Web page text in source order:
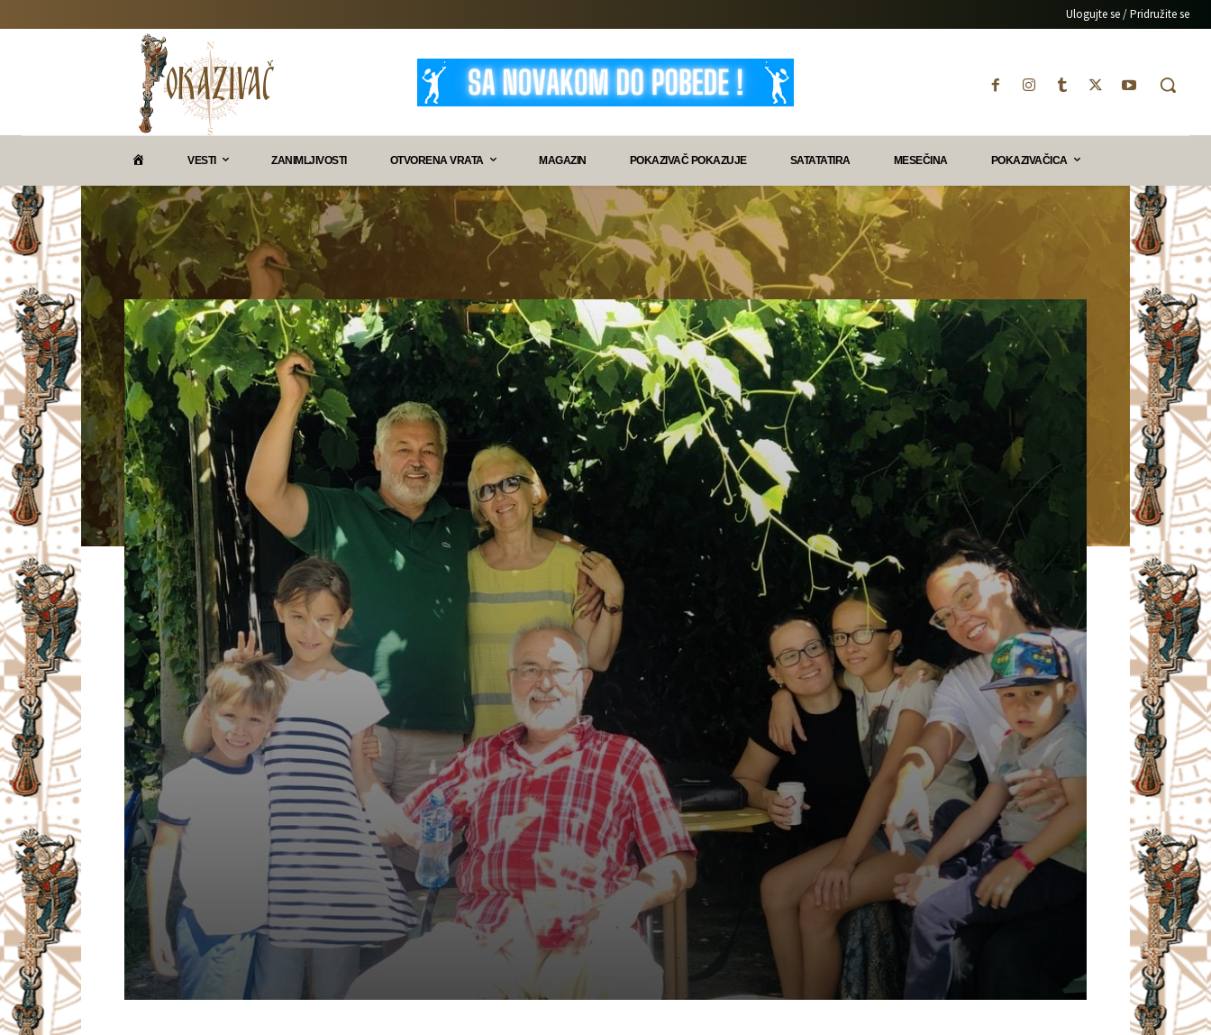
Ulogujte se / Pridružite se
O
K
A
Z
V
A
Č
VESTI ZANIMLJIVOSTI OTVORENA VRATA MAGAZIN POKAZIVAČ POKAZUJE SATATATIRA MESEČINA POKAZIVAČICA